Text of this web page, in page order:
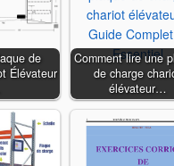
de
Élévateur
Comment lire une
de charge
élévateur…